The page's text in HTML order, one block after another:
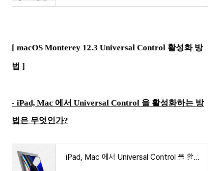
[ macOS Monterey 12.3 Universal Control 활성화 방
법 ]
- iPad, Mac 에서 Universal Control 을 활성화하는 방
법은 무엇인가?
iPad, Mac 에서 Universal Control 을 활성화하는 방법은 무엇인가?